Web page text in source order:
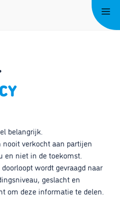
belangrijk.
nooit verkocht aan partijen
en niet in de toekomst.
wordt gevraagd naar
geslacht en
om deze informatie te delen.